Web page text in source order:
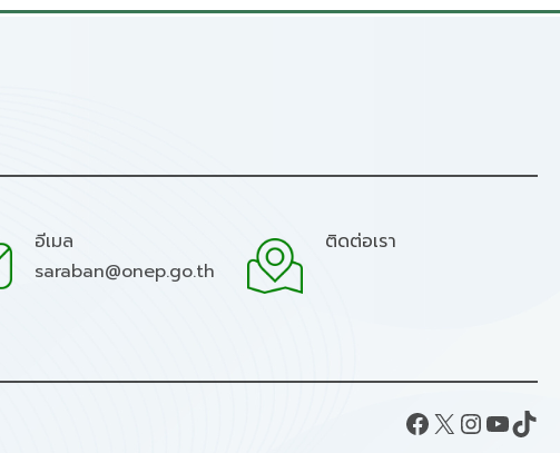
อีเมล
saraban@onep.go.th
ติดต่อเรา
Facebook X InstagramYouTube TikTok